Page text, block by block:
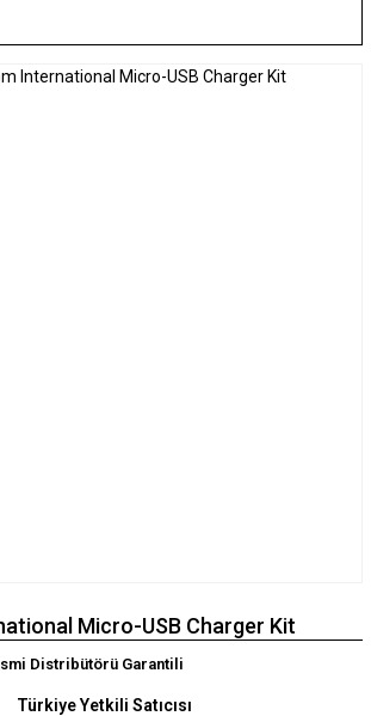
Micro-USB Charger Kit
Distribütörü Garantili
Türkiye Yetkili Satıcısı